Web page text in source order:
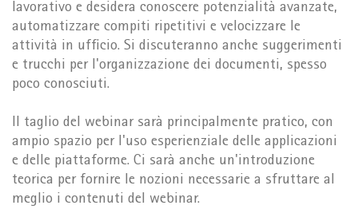
lavorativo e desidera conoscere potenzialità avanzate,
automatizzare compiti ripetitivi e velocizzare le
attività in ufficio. Si discuteranno anche suggerimenti
e trucchi per l'organizzazione dei documenti, spesso
poco conosciuti.
Il taglio del webinar sarà principalmente pratico, con
ampio spazio per l'uso esperienziale delle applicazioni
e delle piattaforme. Ci sarà anche un'introduzione
teorica per fornire le nozioni necessarie a sfruttare al
meglio i contenuti del webinar.